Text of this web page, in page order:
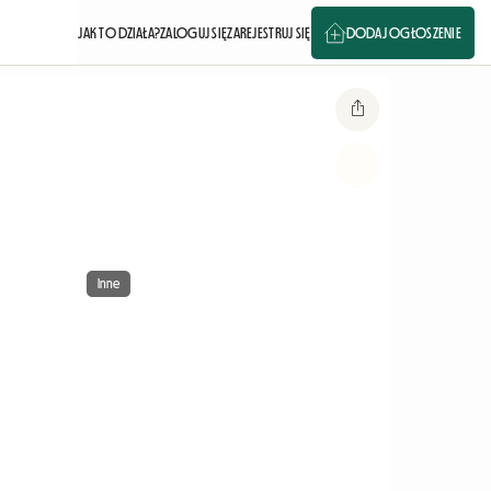
JAK TO DZIAŁA?ZALOGUJ SIĘZAREJESTRUJ SIĘ DODAJ OGŁOSZENIE
Inne